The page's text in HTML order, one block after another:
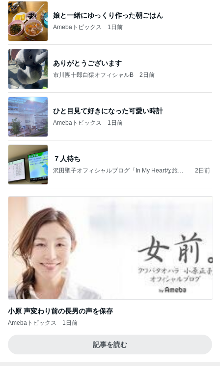
娘と一緒にゆっくり作った朝ごはん
Amebaトピックス 1日前
ありがとうございます
市川團十郎白猿オフィシャルB 2日前
ひと目見て好きになった可愛い時計
Amebaトピックス 1日前
７人待ち
沢田聖子オフィシャルブログ「In My Heartな旅日
2日前
小原 声変わり前の長男の声を保存
Amebaトピックス 1日前
記事を読む